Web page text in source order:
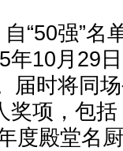
“50强”名
10月29
届时将同
奖项，包括
度殿堂名